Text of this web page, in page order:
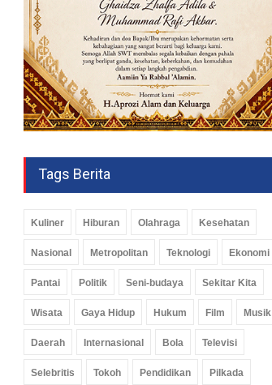
Tags Berita
Kuliner Hiburan Olahraga Kesehatan
Nasional Metropolitan Teknologi Ekonomi
Pantai Politik Seni-budaya Sekitar Kita
Wisata Gaya Hidup Hukum Film Musik
Daerah Internasional Bola Televisi
Selebritis Tokoh Pendidikan Pilkada